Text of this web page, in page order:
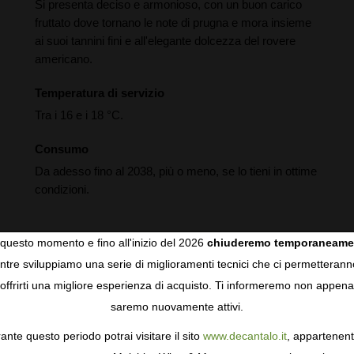
Si presenta deciso e armonioso, con un buon carico
fruttato dove tornano le note di prugna e mora insieme
ai suoi tannini fini e all'elegante dolcezza del rovere
americano.
Temperatura di servizio
Tra i 16 e i 18 °C.
Consumo
Da adesso fino al 2038, più o meno, se lo tieni in ottime
condizioni.
Dopo essere arrivati in cantina, i grappoli vengono
COOKIES
come i cookie per personalizzare e mejorar la tua
sulla privacy
per saperne di più, o gestisci le tue
Consenso.
momento e fino all'inizio del 2026 chiuderemo
sviluppiamo una serie di miglioramenti tecnici che ci
offrirti una migliore esperienza di acquisto. Ti informeremo non appena
saremo nuovamente attivi.
questo periodo potrai visitare il sito www.decantalo.it,